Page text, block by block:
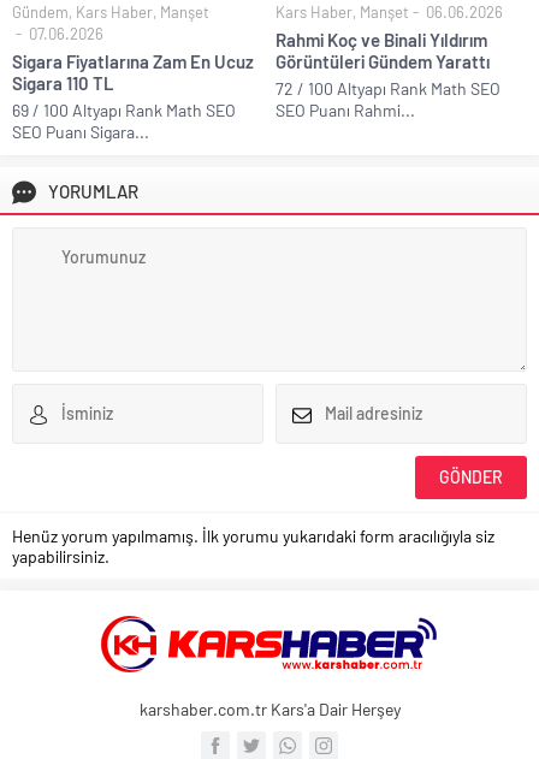
Gündem, Kars Haber, Manşet
07.06.2026
Sigara Fiyatlarına Zam En Ucuz
Sigara 110 TL
69 / 100 Altyapı Rank Math SEO
SEO Puanı Sigara...
Kars Haber, Manşet 06.06.2026
Rahmi Koç ve Binali Yıldırım
Görüntüleri Gündem Yarattı
72 / 100 Altyapı Rank Math SEO
SEO Puanı Rahmi...
YORUMLAR
Henüz yorum yapılmamış. İlk yorumu yukarıdaki form aracılığıyla siz
yapabilirsiniz.
karshaber.com.tr Kars'a Dair Herşey